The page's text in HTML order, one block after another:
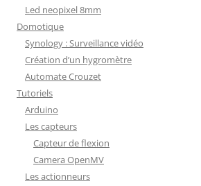
Led neopixel 8mm
Domotique
Synology : Surveillance vidéo
Création d’un hygromètre
Automate Crouzet
Tutoriels
Arduino
Les capteurs
Capteur de flexion
Camera OpenMV
Les actionneurs